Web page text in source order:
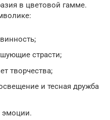
в цветовой гамме.
страсти;
творчества;
и тесная дружба